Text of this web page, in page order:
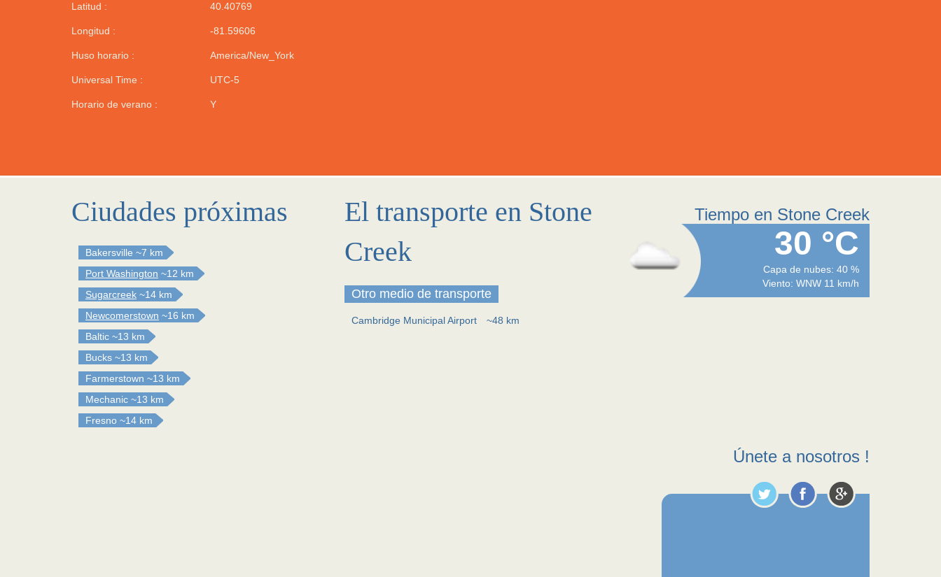
Latitud : 40.40769
Longitud : -81.59606
Huso horario : America/New_York
Universal Time : UTC-5
Horario de verano : Y
Ciudades próximas
Bakersville ~7 km
Port Washington ~12 km
Sugarcreek ~14 km
Newcomerstown ~16 km
Baltic ~13 km
Bucks ~13 km
Farmerstown ~13 km
Mechanic ~13 km
Fresno ~14 km
El transporte en Stone
Creek
Otro medio de transporte
Cambridge Municipal Airport ~48 km
Tiempo en Stone Creek
30 °C
Capa de nubes: 40 %
Viento: WNW 11 km/h
Únete a nosotros !